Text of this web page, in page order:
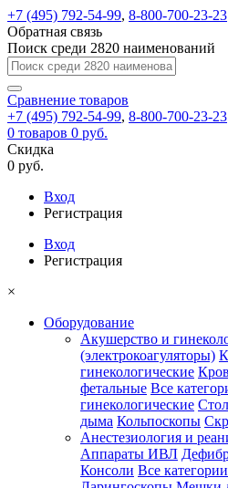
+7 (495) 792-54-99, 8-800-700-23-23
Обратная связь
Поиск среди 2820 наименований
Сравнение товаров
+7 (495) 792-54-99, 8-800-700-23-23
0 товаров 0 руб.
Скидка
0 руб.
Вход
Регистрация
Вход
Регистрация
×
Оборудование
Акушерство и
(электрокоагуляторы)
гинекологические
фетальные Все
гинекологические
дыма Кольпоскопы
Анестезиология и
Аппараты ИВЛ
Консоли Все категории